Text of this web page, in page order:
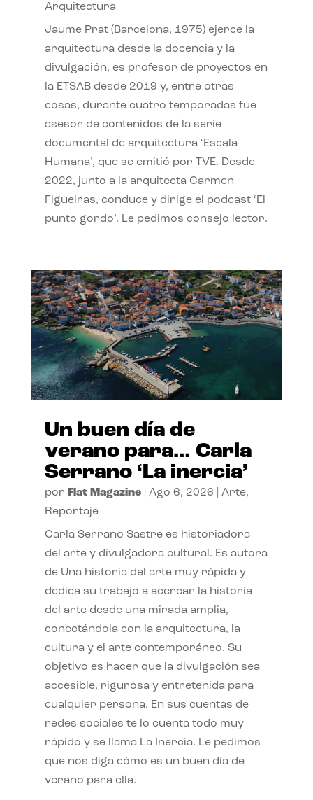
Arquitectura
Jaume Prat (Barcelona, 1975) ejerce la
arquitectura desde la docencia y la
divulgación, es profesor de proyectos en
la ETSAB desde 2019 y, entre otras
cosas, durante cuatro temporadas fue
asesor de contenidos de la serie
documental de arquitectura ‘Escala
Humana’, que se emitió por TVE. Desde
2022, junto a la arquitecta Carmen
Figueiras, conduce y dirige el podcast ‘El
punto gordo’. Le pedimos consejo lector.
Un buen día de
verano para… Carla
Serrano ‘La inercia’
por Flat Magazine| Ago 6, 2026 Arte,
Reportaje
Carla Serrano Sastre es historiadora
del arte y divulgadora cultural. Es autora
de Una historia del arte muy rápida y
dedica su trabajo a acercar la historia
del arte desde una mirada amplia,
conectándola con la arquitectura, la
cultura y el arte contemporáneo. Su
objetivo es hacer que la divulgación sea
accesible, rigurosa y entretenida para
cualquier persona. En sus cuentas de
redes sociales te lo cuenta todo muy
rápido y se llama La Inercia. Le pedimos
que nos diga cómo es un buen día de
verano para ella.